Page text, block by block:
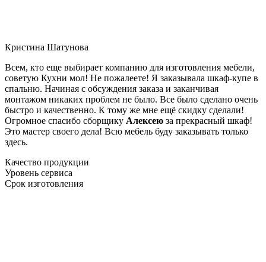
Кристина Шатунова
Всем, кто еще выбирает компанию для изготовления мебели,
советую Кухни мол! Не пожалеете! Я заказывала шкаф-купе в
спальню. Начиная с обсуждения заказа и заканчивая
монтажом никаких проблем не было. Все было сделано очень
быстро и качественно. К тому же мне ещё скидку сделали!
Огромное спасибо сборщику Алексею за прекрасный шкаф!
Это мастер своего дела! Всю мебель буду заказывать только
здесь.
Качество продукции
Уровень сервиса
Срок изготовления